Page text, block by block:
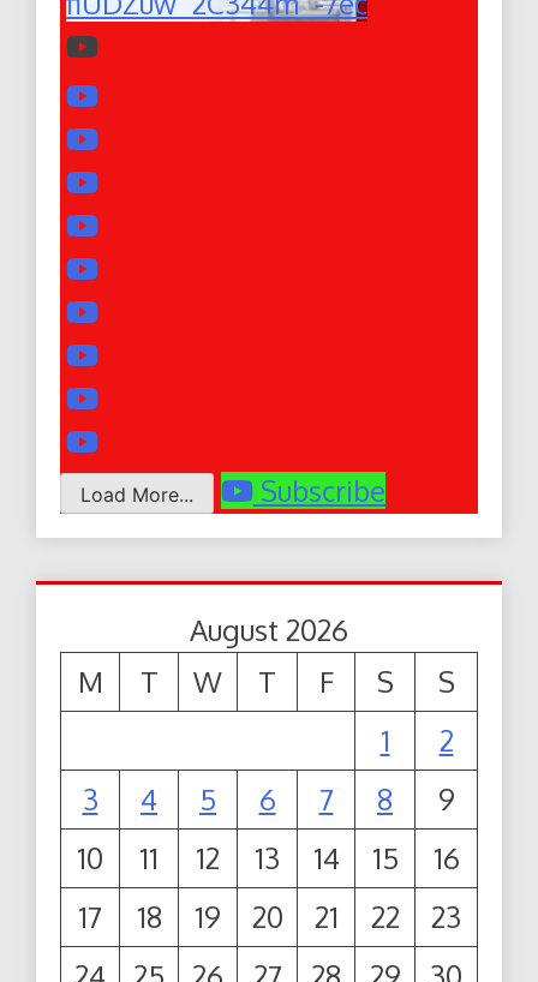
Load More... Subscribe
August 2026
M
T W T F S
S
1
2
3
4 5 6 7 8
9
10
11 12 13 14 15
16
17
18 19 20 21 22
23